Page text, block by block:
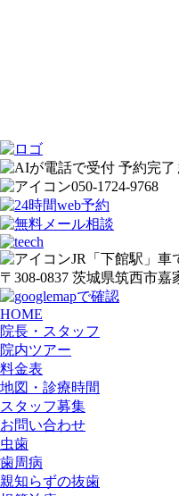
050-1724-9768
JR「下館駅」車
〒308-0837 茨城県筑西市嘉
HOME
院長・スタッフ
院内ツアー
料金表
地図・診療時間
スタッフ募集
お問い合わせ
虫歯
歯周病
親知らずの抜歯